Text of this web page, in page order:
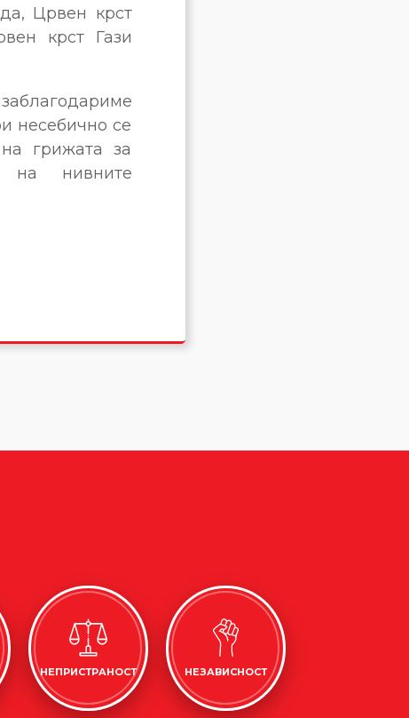
Црвен крст
крст Гази
несебично се
грижата за
на нивните
НЕПРИСТРАНОСТ НЕЗАВИСНОСТ